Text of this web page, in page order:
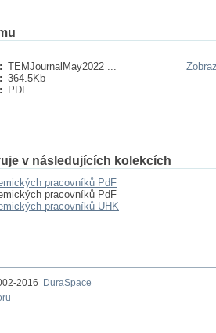
TEMJournalMay2022 ...
364.5Kb
PDF
v následujících kolekcích
pracovníků PdF
pracovníků PdF
pracovníků UHK
2016
DuraSpace